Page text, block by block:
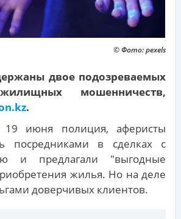
© Фото: pexels
двое подозреваемых
мошенничеств,
.
19 июня полиция, аферисты
посредниками в сделках с
и предлагали "выгодные
жилья. Но на деле
доверчивых клиентов.